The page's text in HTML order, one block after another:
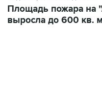
Площадь пожара на
выросла до 600 кв. м